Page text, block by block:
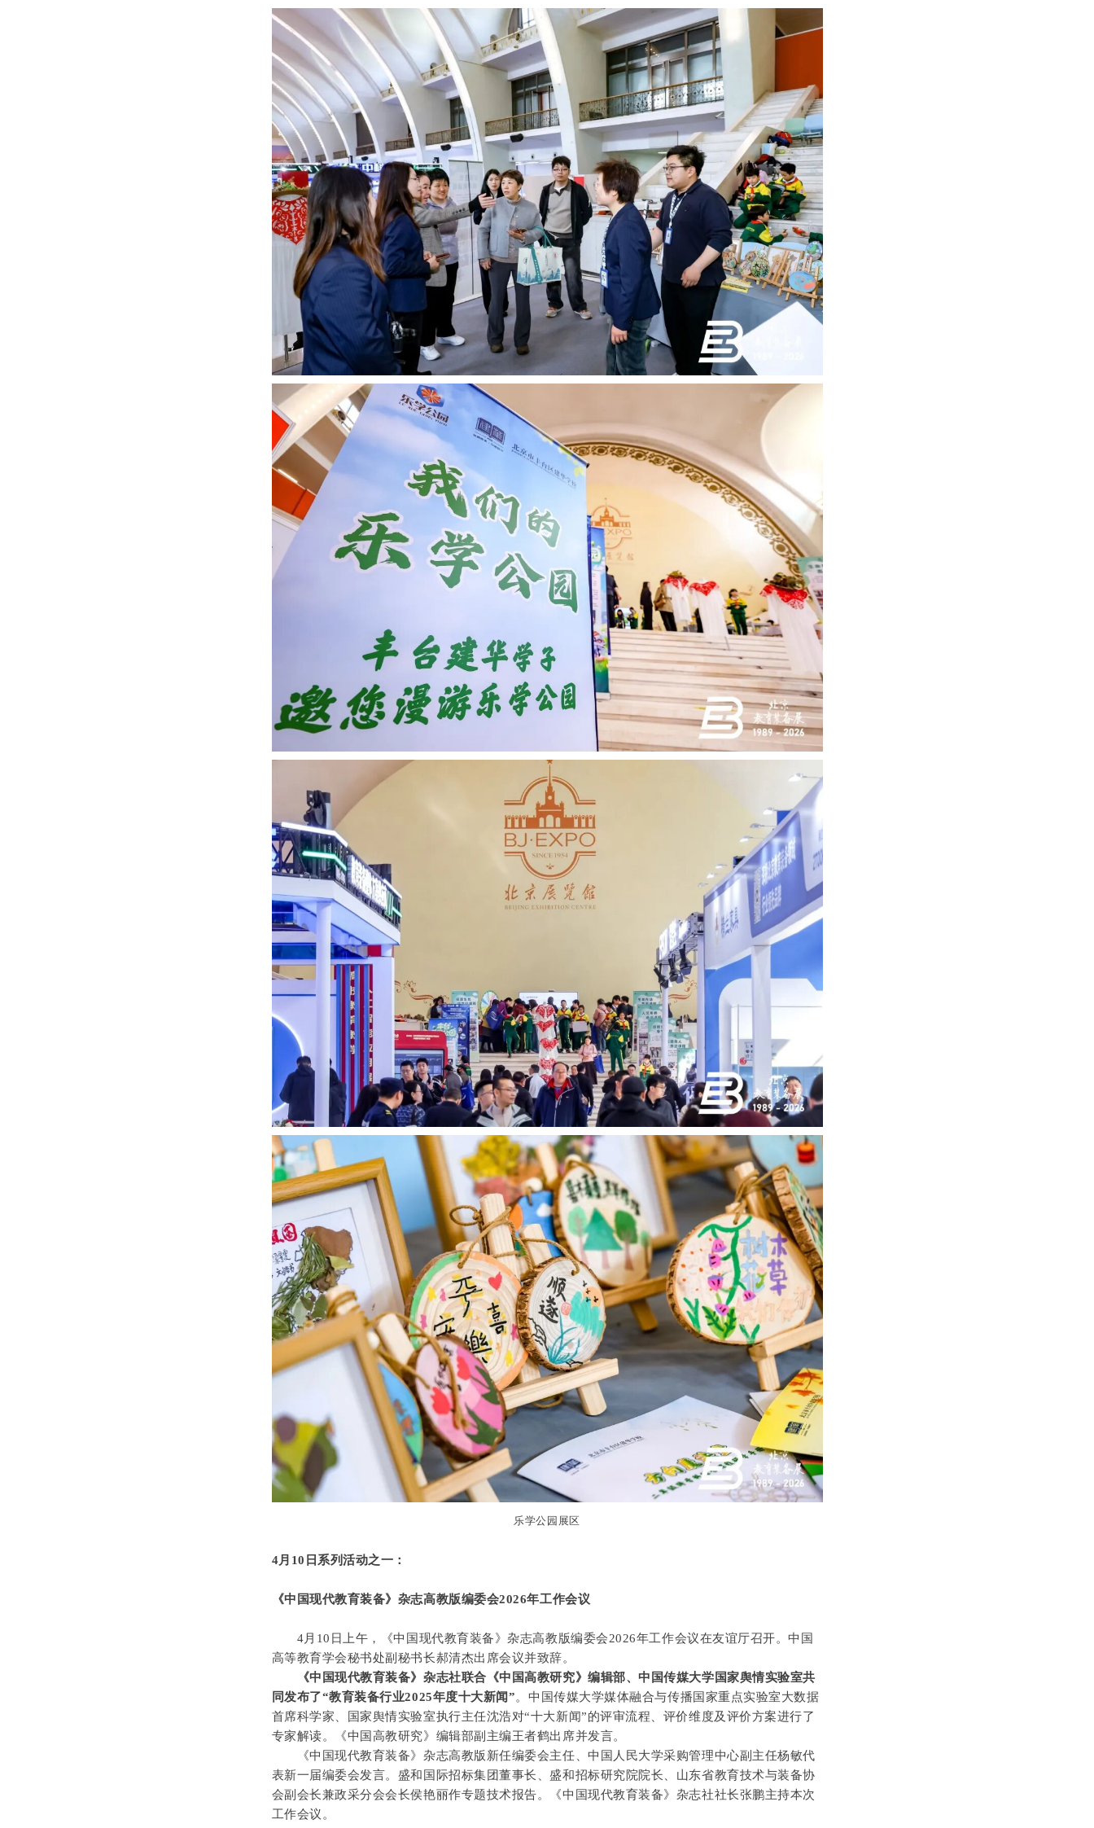
乐学公园展区
4月10日系列活动之一：
《中国现代教育装备》杂志高教版编委会2026年工作会议
4月10日上午，《中国现代教育装备》杂志高教版编委会2026年工作会议在友谊厅召开。中国
高等教育学会秘书处副秘书长郝清杰出席会议并致辞。
《中国现代教育装备》杂志社联合《中国高教研究》编辑部、中国传媒大学国家舆情实验室共
同发布了“教育装备行业2025年度十大新闻”。中国传媒大学媒体融合与传播国家重点实验室大数据
首席科学家、国家舆情实验室执行主任沈浩对“十大新闻”的评审流程、评价维度及评价方案进行了
专家解读。《中国高教研究》编辑部副主编王者鹤出席并发言。
《中国现代教育装备》杂志高教版新任编委会主任、中国人民大学采购管理中心副主任杨敏代
表新一届编委会发言。盛和国际招标集团董事长、盛和招标研究院院长、山东省教育技术与装备协
会副会长兼政采分会会长侯艳丽作专题技术报告。《中国现代教育装备》杂志社社长张鹏主持本次
工作会议。